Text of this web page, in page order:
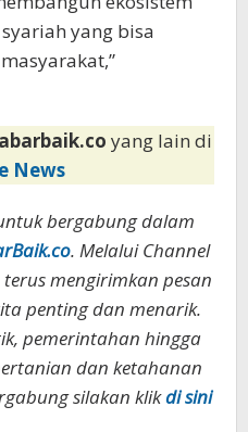
yang bisa
yang lain di
News
bergabung dalam
. Melalui Channel
mengirimkan pesan
penting dan menarik.
pemerintahan hingga
dan ketahanan
silakan klikdi sini